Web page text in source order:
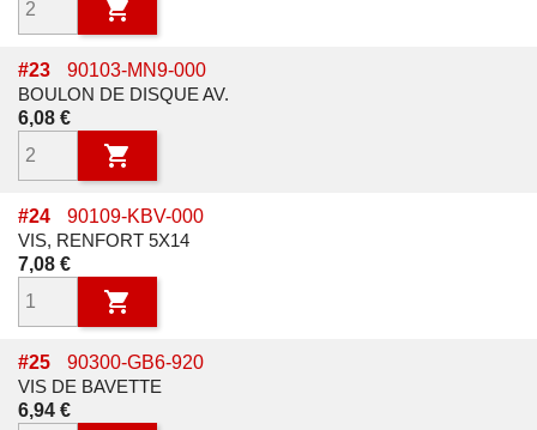

#23
90103-MN9-000
BOULON DE DISQUE AV.
Prix
6,08 €

#24
90109-KBV-000
VIS, RENFORT 5X14
Prix
7,08 €

#25
90300-GB6-920
VIS DE BAVETTE
Prix
6,94 €